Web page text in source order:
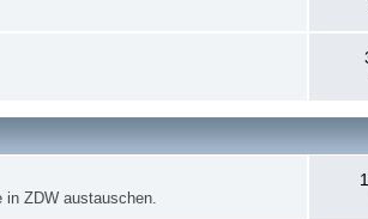
ZDW austauschen.